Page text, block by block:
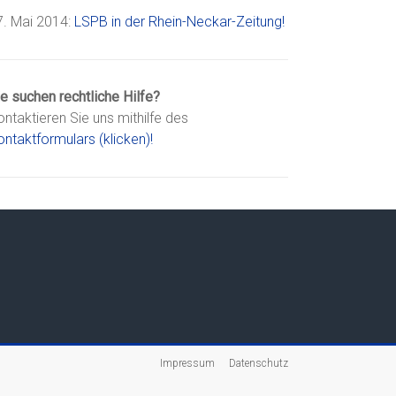
Mai 2014: LSPB in der Rhein-Neckar-Zeitung!
suchen rechtliche Hilfe?
Sie uns mithilfe des
(klicken)!
Impressum Datenschutz